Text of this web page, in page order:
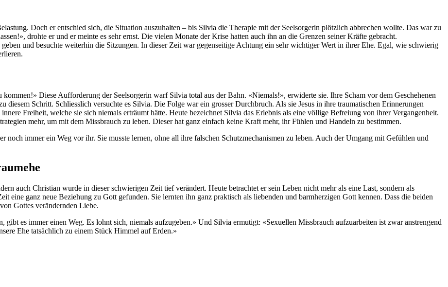
Doch er entschied sich, die Situation auszuhalten – bis Silvia die Therapie mit der Seelsorgerin plötzlich abbrechen wollte. Das war zu
drohte er und er meinte es sehr ernst. Die vielen Monate der Krise hatten auch ihn an die Grenzen seiner Kräfte gebracht.
und besuchte weiterhin die Sitzungen. In dieser Zeit war gegenseitige Achtung ein sehr wichtiger Wert in ihrer Ehe. Egal, wie schwierig
Diese Aufforderung der Seelsorgerin warf Silvia total aus der Bahn. «Niemals!», erwiderte sie. Ihre Scham vor dem Geschehenen
diesem Schritt. Schliesslich versuchte es Silvia. Die Folge war ein grosser Durchbruch. Als sie Jesus in ihre traumatischen Erinnerungen
Freiheit, welche sie sich niemals erträumt hätte. Heute bezeichnet Silvia das Erlebnis als eine völlige Befreiung von ihrer Vergangenheit.
mehr, um mit dem Missbrauch zu leben. Dieser hat ganz einfach keine Kraft mehr, ihr Fühlen und Handeln zu bestimmen.
noch immer ein Weg vor ihr. Sie musste lernen, ohne all ihre falschen Schutzmechanismen zu leben. Auch der Umgang mit Gefühlen und
auch Christian wurde in dieser schwierigen Zeit tief verändert. Heute betrachtet er sein Leben nicht mehr als eine Last, sondern als
eine ganz neue Beziehung zu Gott gefunden. Sie lernten ihn ganz praktisch als liebenden und barmherzigen Gott kennen. Dass die beiden
Gottes verändernden Liebe.
es immer einen Weg. Es lohnt sich, niemals aufzugeben.» Und Silvia ermutigt: «Sexuellen Missbrauch aufzuarbeiten ist zwar anstrengend
Ehe tatsächlich zu einem Stück Himmel auf Erden.»